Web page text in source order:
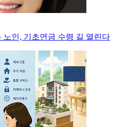
노인, 기초연금 수령 길 열린다